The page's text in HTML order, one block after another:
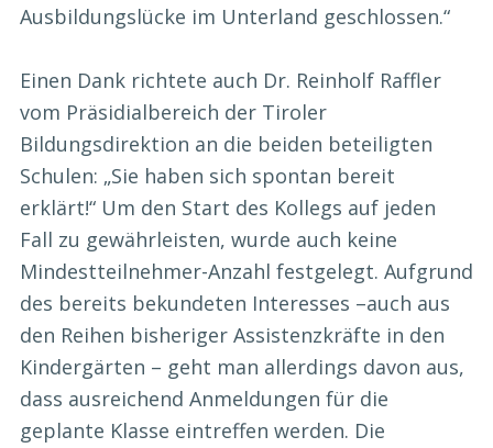
Ausbildungslücke im Unterland geschlossen.“
Einen Dank richtete auch Dr. Reinholf Raffler
vom Präsidialbereich der Tiroler
Bildungsdirektion an die beiden beteiligten
Schulen: „Sie haben sich spontan bereit
erklärt!“ Um den Start des Kollegs auf jeden
Fall zu gewährleisten, wurde auch keine
Mindestteilnehmer-Anzahl festgelegt. Aufgrund
des bereits bekundeten Interesses –auch aus
den Reihen bisheriger Assistenzkräfte in den
Kindergärten – geht man allerdings davon aus,
dass ausreichend Anmeldungen für die
geplante Klasse eintreffen werden. Die